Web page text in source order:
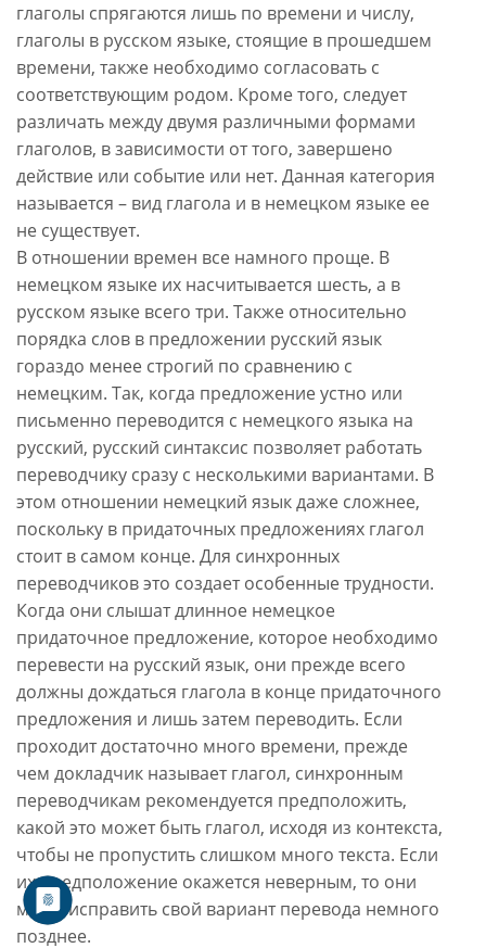
глаголы спрягаются лишь по времени и числу,
глаголы в русском языке, стоящие в прошедшем
времени, также необходимо согласовать с
соответствующим родом. Кроме того, следует
различать между двумя различными формами
глаголов, в зависимости от того, завершено
действие или событие или нет. Данная категория
называется – вид глагола и в немецком языке ее
не существует.
В отношении времен все намного проще. В
немецком языке их насчитывается шесть, а в
русском языке всего три. Также относительно
порядка слов в предложении русский язык
гораздо менее строгий по сравнению с
немецким. Так, когда предложение устно или
письменно переводится с немецкого языка на
русский, русский синтаксис позволяет работать
переводчику сразу с несколькими вариантами. В
этом отношении немецкий язык даже сложнее,
поскольку в придаточных предложениях глагол
стоит в самом конце. Для синхронных
переводчиков это создает особенные трудности.
Когда они слышат длинное немецкое
придаточное предложение, которое необходимо
перевести на русский язык, они прежде всего
должны дождаться глагола в конце придаточного
предложения и лишь затем переводить. Если
проходит достаточно много времени, прежде
чем докладчик называет глагол, синхронным
переводчикам рекомендуется предположить,
какой это может быть глагол, исходя из контекста,
чтобы не пропустить слишком много текста. Если
их предположение окажется неверным, то они
могут исправить свой вариант перевода немного
позднее.